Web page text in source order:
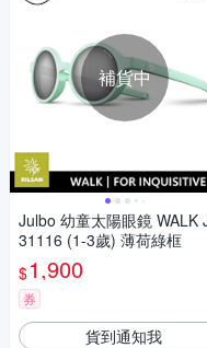
補貨中
Julbo 幼童太陽眼鏡 WALK
31116 (1-3歲) 薄荷綠框
$1,900
券
貨到通知我